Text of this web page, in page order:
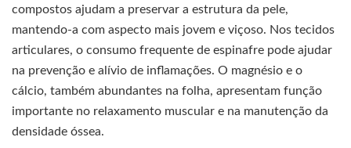
compostos ajudam a preservar a estrutura da pele,
mantendo-a com aspecto mais jovem e viçoso. Nos tecidos
articulares, o consumo frequente de espinafre pode ajudar
na prevenção e alívio de inflamações. O magnésio e o
cálcio, também abundantes na folha, apresentam função
importante no relaxamento muscular e na manutenção da
densidade óssea.